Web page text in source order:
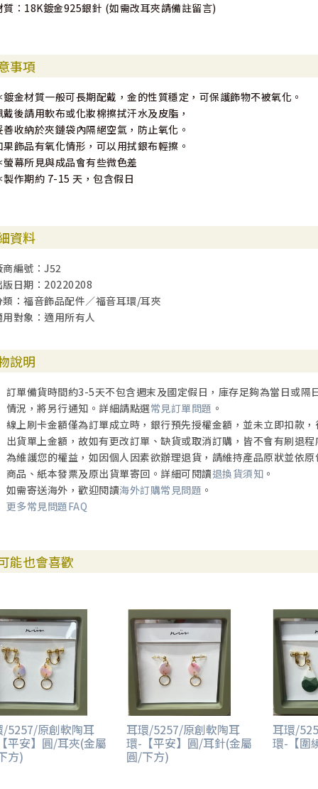
質：18K鍍金925銀針 (如需改耳夾請備註留言)
事項
鍍金材質一般可長期配戴，金的性質穩定，可保護飾物不被氧化。
戴後請用軟布或化妝棉擦拭汗水及皮脂，
善收納於夾鏈袋內隔絕空氣，防止氧化。
果飾品有氧化情形，可以用拭銀布輕擦。
螢幕所見與成品會有些微色差
製作期約 7-15 天，包含假日
資料
商編號：J52
版日期：20220208
類：福音飾品配件／福音耳環/耳夾
用對象：適用所有人
說明
訂單備貨時間約3-5天不包含週末及國定假日，庫存足夠為當日或
情況，將另行通知。詳細請點選常見訂單問題 。
線上刷卡金額僅為訂單成立時，銀行預先授權金額，並未立即扣款
出貨單上金額，故如有更改訂單、缺貨或取消訂購，皆不會有刷退
為維護您的權益，如因個人因素欲辦理退貨，請維持產品原狀並依
商品、紙本發票及原出貨單寄回。詳細可閱讀退換貨須知 。
如需寄送海外，歡迎閱讀海外訂購常見問題 。
更多常見問題FAQ
能也會喜歡
/5257/原創軟陶耳
平安】圓/耳夾(金屬
方)
耳環/5257/原創軟陶耳
環-【平安】圓/耳針(金屬
圓/下方)
耳環/
環-【圍